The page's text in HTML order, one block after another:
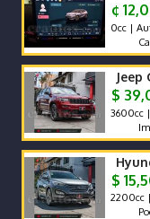
¢
0cc |
Carro
Jeep
$
3600cc
$
2200cc
Poco